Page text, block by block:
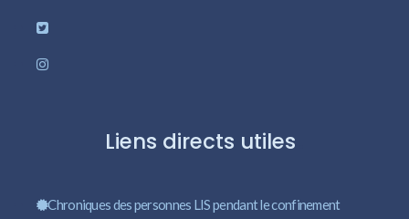
Liens directs utiles
Chroniques des personnes LIS pendant le confinement